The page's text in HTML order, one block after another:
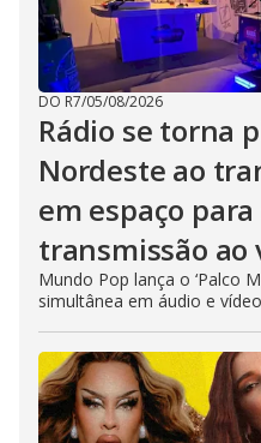
DO R7/05/08/2026
Rádio se torna
Nordeste ao
em espaço
transmissão ao
Mundo Pop lança o ‘Palco
simultânea em áudio e